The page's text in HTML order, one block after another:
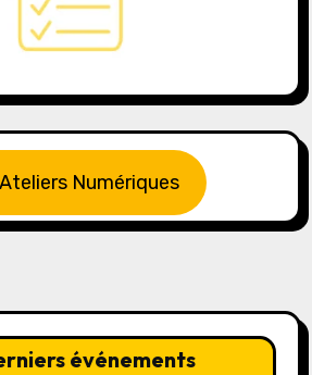
Numériques
événements